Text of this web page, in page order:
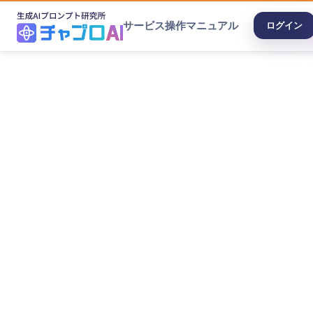
サービス操作マニュアル ログイン